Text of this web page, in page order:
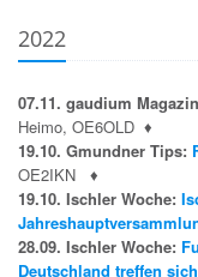
2022
07.11. gaudium
Heimo, OE6OLD ♦
19.10. Gmundner Tips:
OE2IKN
♦
19.10. Ischler Woche:
28.09. Ischler Woche:
Deutschland treffen